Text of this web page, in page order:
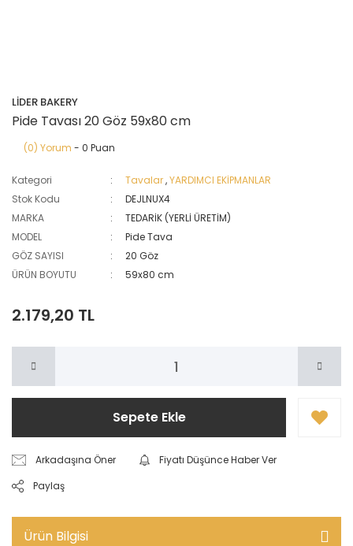
LİDER BAKERY
Pide Tavası 20 Göz 59x80 cm
(0) Yorum - 0 Puan
Kategori Tavalar,YARDIMCI EKİPMANLAR
Stok Kodu
DEJLNUX4
MARKA
TEDARİK (YERLİ ÜRETİM)
MODEL
Pide Tava
GÖZ SAYISI
20 Göz
ÜRÜN BOYUTU
59x80 cm
2.179,20 TL
Sepete Ekle
Arkadaşına Öner
Fiyatı Düşünce Haber Ver
Paylaş
Ürün Bilgisi